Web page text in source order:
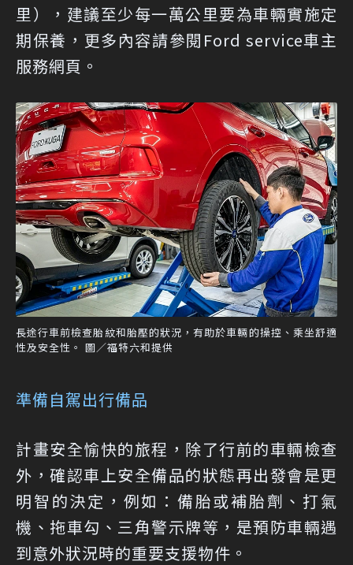
里），建議至少每一萬公里要為車輛實施定
期保養，更多內容請參閱Ford service車主
服務網頁。
長途行車前檢查胎紋和胎壓的狀況，有助於車輛的操控、乘坐舒適
性及安全性。 圖／福特六和提供
準備自駕出行備品
計畫安全愉快的旅程，除了行前的車輛檢查
外，確認車上安全備品的狀態再出發會是更
明智的決定，例如：備胎或補胎劑、打氣
機、拖車勾、三角警示牌等，是預防車輛遇
到意外狀況時的重要支援物件。